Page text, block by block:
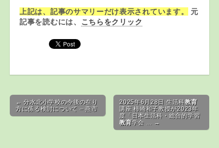
上記は、記事のサマリーだけ表示されています。
元
記事を読むには、 こちらをクリック
Post navigation
← 分水北小学校の今後の在り
方に係る検討について – 燕市
2025年6月28日 生活科教育
講座 柿崎和子教授が2023年
度「日本生活科・総合的学習
教育学会 … →